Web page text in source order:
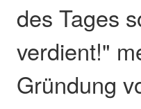
des Tages
verdient!"
Gründung